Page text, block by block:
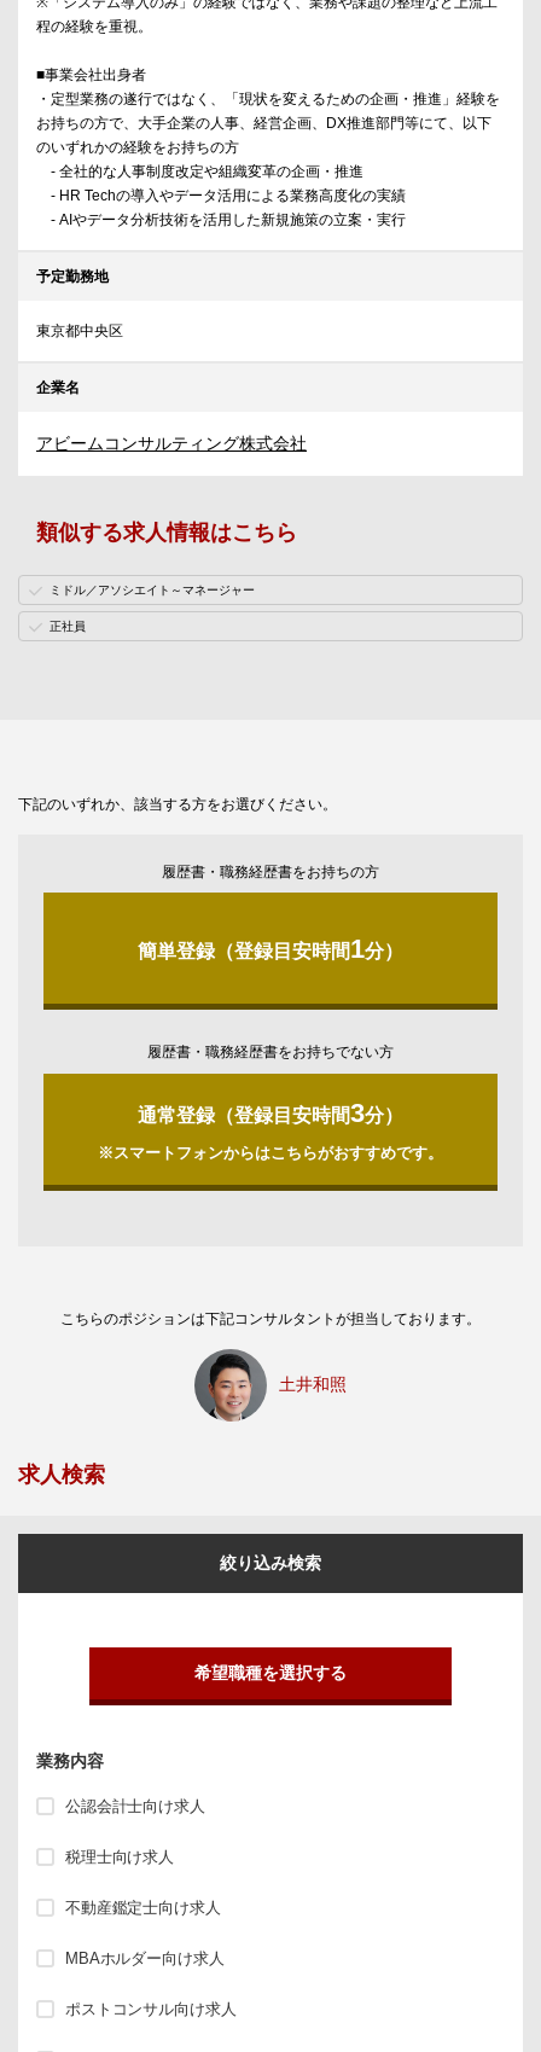
程の経験を重視。
■事業会社出身者
・定型業務の遂行ではなく、「現状を変えるための企画・推進」経験を
お持ちの方で、大手企業の人事、経営企画、DX推進部門等にて、以下
のいずれかの経験をお持ちの方
- 全社的な人事制度改定や組織変革の企画・推進
- HR Techの導入やデータ活用による業務高度化の実績
- AIやデータ分析技術を活用した新規施策の立案・実行
予定勤務地
東京都中央区
企業名
アビームコンサルティング株式会社
類似する求人情報はこちら
ミドル／アソシエイト～マネージャー
正社員
下記のいずれか、該当する方をお選びください。
履歴書・職務経歴書をお持ちの方
簡単登録（登録目安時間1分）
履歴書・職務経歴書をお持ちでない方
通常登録（登録目安時間3分）
※スマートフォンからはこちらがおすすめです。
こちらのポジションは下記コンサルタントが担当しております。
土井和照
求人検索
絞り込み検索
希望職種を選択する
業務内容
公認会計士向け求人
税理士向け求人
不動産鑑定士向け求人
MBAホルダー向け求人
ポストコンサル向け求人